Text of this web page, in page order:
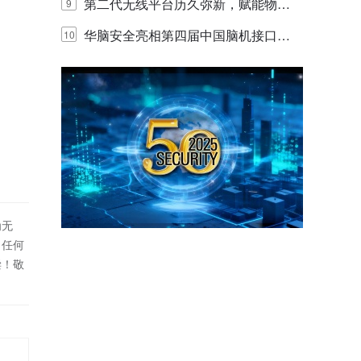
何
敬
9
网创新迭代
10
华脑安全亮相第四届中国脑机接口大
赛 工业安全脑机接口技术赢行业顶级
专家关注